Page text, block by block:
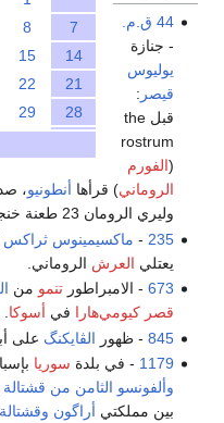
7
8
14
15
21
22
28
29
44 ق.م.
- جنازة
يوليوس
قيصر :
قبل the
rostrum
(الفورم
الروماني) قرأها أنطونيو،
وليري الرومان 23 طعنة خنجر دموية وقد مزقت رداء الديكتاتور.
235
- ماكسيمينوس ثراكس
يعتلي العرش الروماني.
673 - الامبراطورتنمو من
قصر كيومي‌هارا في أسوكا
845 - ظهور الڤايكنگ على
1179 - في بلدة سوريا
وألفونسو الثامن من قشتالة
بين مملكتي أراگون وقشتالة